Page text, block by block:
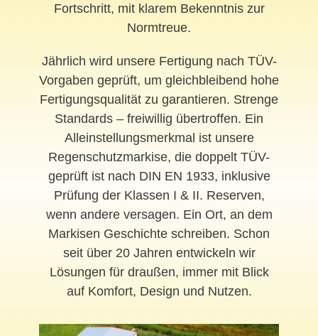
Fortschritt, mit klarem Bekenntnis zur
Normtreue.
Jährlich wird unsere Fertigung nach TÜV-
Vorgaben geprüft, um gleichbleibend hohe
Fertigungsqualität zu garantieren. Strenge
Standards – freiwillig übertroffen. Ein
Alleinstellungsmerkmal ist unsere
Regenschutzmarkise, die doppelt TÜV-
geprüft ist nach DIN EN 1933, inklusive
Prüfung der Klassen I & II. Reserven,
wenn andere versagen. Ein Ort, an dem
Markisen Geschichte schreiben. Schon
seit über 20 Jahren entwickeln wir
Lösungen für draußen, immer mit Blick
auf Komfort, Design und Nutzen.